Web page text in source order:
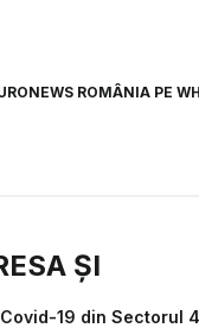
ROMÂNIA PE
ȘI
19 din Sectorul